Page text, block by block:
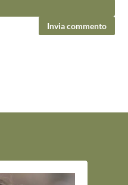
Invia commento